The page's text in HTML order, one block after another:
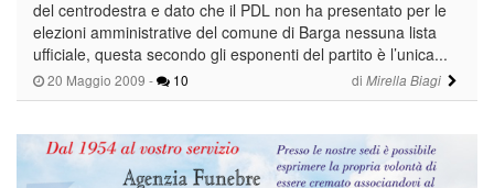
20 Maggio 2009 - 10 di Mirella Biagi
del centrodestra e dato che il PDL non ha presentato per le
elezioni amministrative del comune di Barga nessuna lista
ufficiale, questa secondo gli esponenti del partito è l’unica...